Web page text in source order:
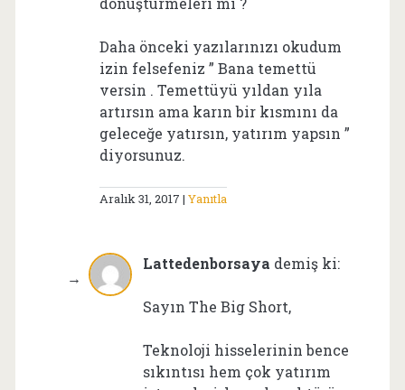
Daha önceki yazılarınızı okudum
izin felsefeniz ” Bana temettü
versin . Temettüyü yıldan yıla
artırsın ama karın bir kısmını da
geleceğe yatırsın, yatırım yapsın ”
diyorsunuz.
Aralık 31, 2017 Yanıtla
Lattedenborsaya demiş ki:
Sayın The Big Short,
Teknoloji hisselerinin bence
sıkıntısı hem çok yatırım